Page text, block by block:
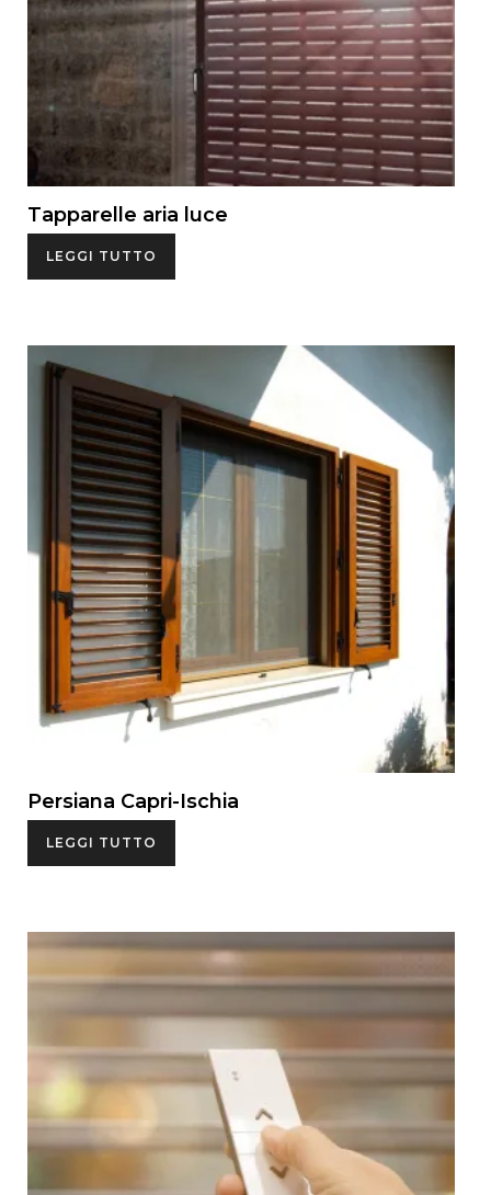
Tapparelle aria luce
LEGGI TUTTO
Persiana Capri-Ischia
LEGGI TUTTO